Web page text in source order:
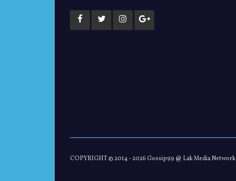
COPYRIGHT © 2014 -2026 Gossip99 @ Lak Media Network